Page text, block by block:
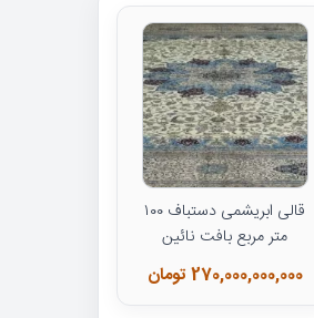
قالی ابریشمی دستباف ۱۰۰
متر مربع بافت نائین
270,000,000,000 تومان